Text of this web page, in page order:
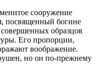
сооружение
посвященный богине
образцов
Его пропорции,
воображение.
но он по-прежнему